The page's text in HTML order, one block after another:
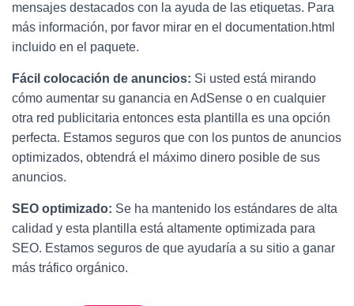
mensajes destacados con la ayuda de las etiquetas. Para
más información, por favor mirar en el documentation.html
incluido en el paquete.
Fácil colocación de anuncios: Si usted está mirando
cómo aumentar su ganancia en AdSense o en cualquier
otra red publicitaria entonces esta plantilla es una opción
perfecta. Estamos seguros que con los puntos de anuncios
optimizados, obtendrá el máximo dinero posible de sus
anuncios.
SEO optimizado: Se ha mantenido los estándares de alta
calidad y esta plantilla está altamente optimizada para
SEO. Estamos seguros de que ayudaría a su sitio a ganar
más tráfico orgánico.